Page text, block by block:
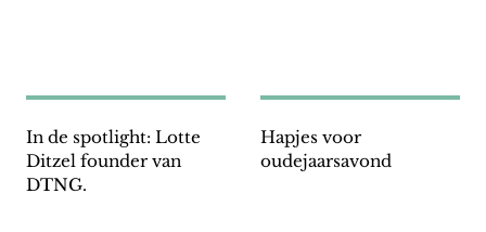
In de spotlight: Lotte
Ditzel founder van
DTNG.
Hapjes voor
oudejaarsavond